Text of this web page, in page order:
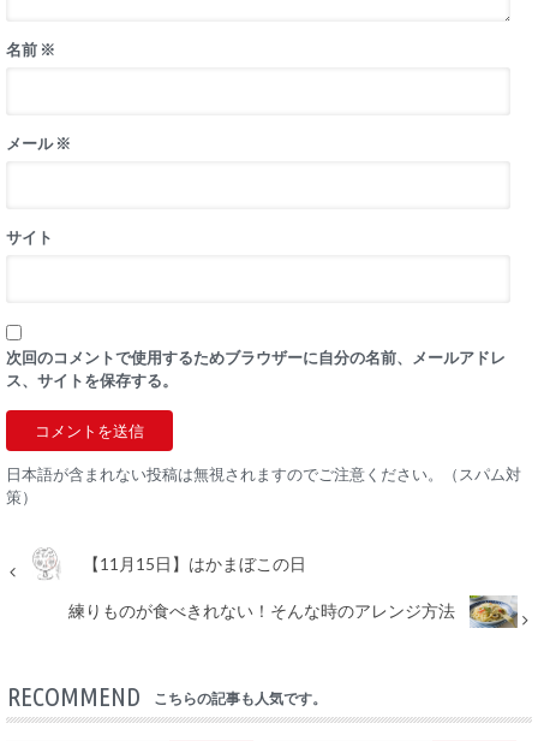
名前 ※
メール※
サイト
次回のコメントで使用するためブラウザーに自分の名前、メールアドレ
ス、サイトを保存する。
日本語が含まれない投稿は無視されますのでご注意ください。（スパム対
策）
【11月15日】はかまぼこの日
練りものが食べきれない！そんな時のアレンジ方法
RECOMMEND こちらの記事も人気です。